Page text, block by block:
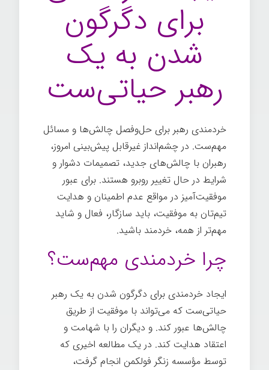
برای دگرگون
شدن به یک
رهبر حیاتی‌ست
خردمندی رهبر برای حل‌وفصل چالش‌ها و مسائل
مهم‌ست. در چشم‌انداز غیرقابل پیش‌بینی امروز،
رهبران با چالش‌های جدید، تصمیمات دشوار و
شرایط در حال تغییر روبرو هستند. برای عبور
موفقیت‌آمیز در مواقع عدم اطمینان و هدایت
تیم‌تان به موفقیت، باید سازگار، فعال و شاید
مهم‌تر از همه، خردمند باشید.
چرا خردمندی مهم‌ست؟
ایجاد خردمندی برای دگرگون شدن به یک رهبر
حیاتی‌ست که می‌تواند با موفقیت از طریق
چالش‌ها عبور کند. و دیگران را با شهامت و
اعتقاد هدایت کند. در یک مطالعه اخیری که
توسط مؤسسه زنگر فولکمن انجام گرفت،